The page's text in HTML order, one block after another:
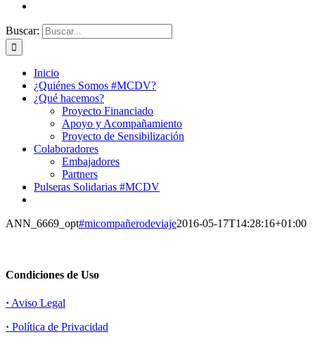
Buscar:
Inicio
¿Quiénes Somos #MCDV?
¿Qué hacemos?
Proyecto Financiado
Apoyo y Acompañamiento
Proyecto de Sensibilización
Colaboradores
Embajadores
Partners
Pulseras Solidarias #MCDV
ANN_6669_opt#micompañerodeviaje2016-05-17T14:28:16+01:00
Condiciones de Uso
· Aviso Legal
· Política de Privacidad